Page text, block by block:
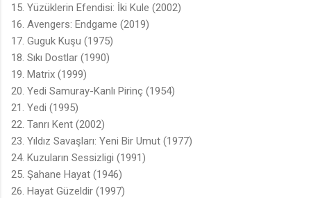
15. Yüzüklerin Efendisi: İki Kule (2002)
16. Avengers: Endgame (2019)
17. Guguk Kuşu (1975)
18. Sıkı Dostlar (1990)
19. Matrix (1999)
20. Yedi Samuray-Kanlı Pirinç (1954)
21. Yedi (1995)
22. Tanrı Kent (2002)
23. Yıldız Savaşları: Yeni Bir Umut (1977)
24. Kuzuların Sessizligi (1991)
25. Şahane Hayat (1946)
26. Hayat Güzeldir (1997)